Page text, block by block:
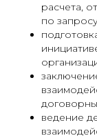
расчета,
по
ведение